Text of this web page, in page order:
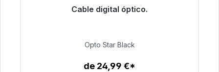
Cable digital óptico.
Listo para envío inmediato, plazo de entrega
93,00 €
Opto Star Black
de 24,99 €*